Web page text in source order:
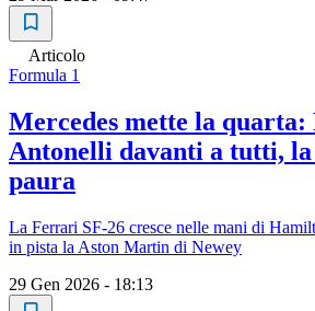
Articolo
Formula 1
Mercedes mette la quarta:
Antonelli davanti a tutti, la
paura
La Ferrari SF-26 cresce nelle mani di
in pista la Aston Martin di Newey
29 Gen 2026 - 18:13